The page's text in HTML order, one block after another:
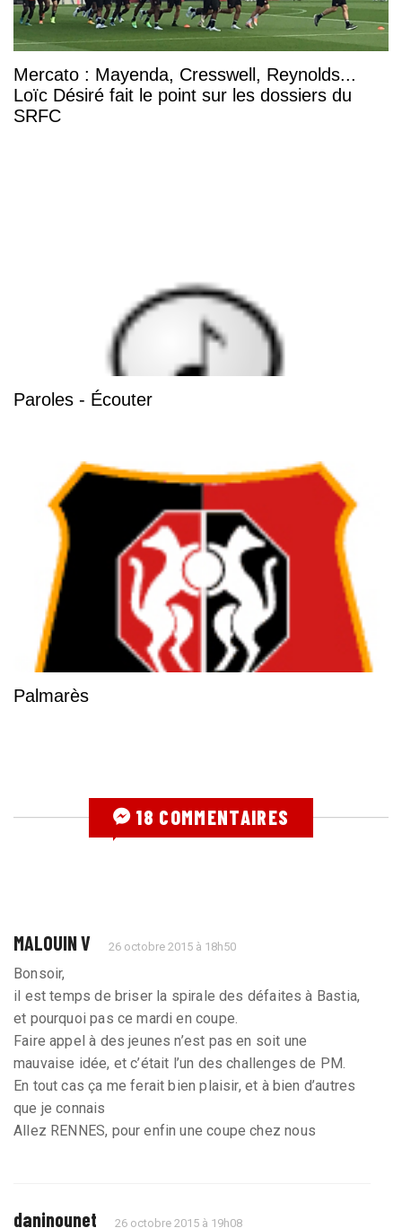
Mercato : Mayenda, Cresswell, Reynolds...
Loïc Désiré fait le point sur les dossiers du
SRFC
Paroles - Écouter
Palmarès
18 COMMENTAIRES
MALOUIN V 26 octobre 2015 à 18h50
Bonsoir,
il est temps de briser la spirale des défaites à Bastia,
et pourquoi pas ce mardi en coupe.
Faire appel à des jeunes n’est pas en soit une
mauvaise idée, et c’était l’un des challenges de PM.
En tout cas ça me ferait bien plaisir, et à bien d’autres
que je connais
Allez RENNES, pour enfin une coupe chez nous
daninounet 26 octobre 2015 à 19h08